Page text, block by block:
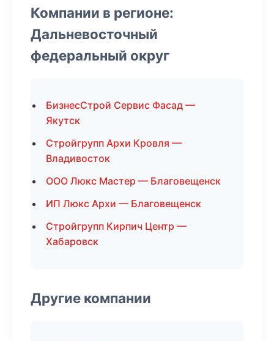
Компании в регионе:
Дальневосточный
федеральный округ
БизнесСтрой Сервис Фасад —
Якутск
Стройгрупп Архи Кровля —
Владивосток
ООО Люкс Мастер — Благовещенск
ИП Люкс Архи — Благовещенск
Стройгрупп Кирпич Центр —
Хабаровск
Другие компании